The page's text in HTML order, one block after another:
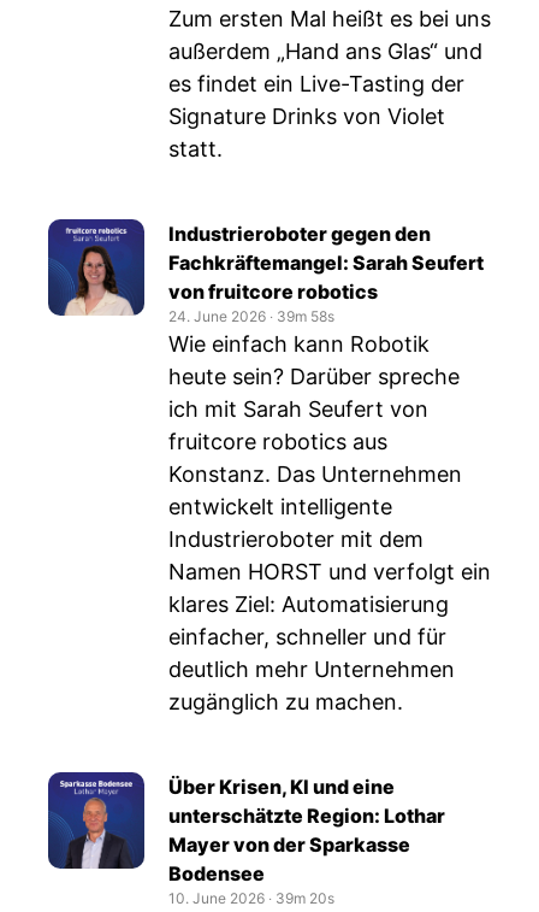
Zum ersten Mal heißt es bei uns
außerdem „Hand ans Glas“ und
es findet ein Live-Tasting der
Signature Drinks von Violet
statt.
Industrieroboter gegen den
Fachkräftemangel: Sarah Seufert
von fruitcore robotics
24. June 2026 ‧ 39m 58s
Wie einfach kann Robotik
heute sein? Darüber spreche
ich mit Sarah Seufert von
fruitcore robotics aus
Konstanz. Das Unternehmen
entwickelt intelligente
Industrieroboter mit dem
Namen HORST und verfolgt ein
klares Ziel: Automatisierung
einfacher, schneller und für
deutlich mehr Unternehmen
zugänglich zu machen.
Über Krisen, KI und eine
unterschätzte Region: Lothar
Mayer von der Sparkasse
Bodensee
10. June 2026 ‧ 39m 20s